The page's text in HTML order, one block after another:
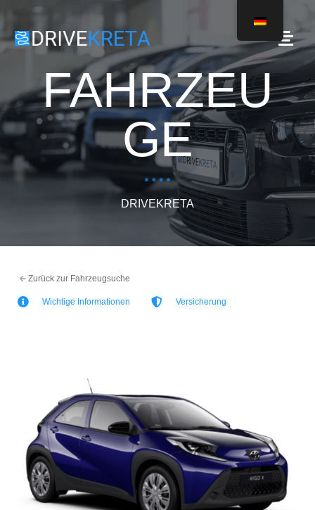
FAHRZEU
GE
DRIVEKRETA
Zurück zur Fahrzeugsuche
Wichtige Informationen Versicherung